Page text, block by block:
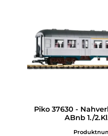
Piko 37630 -
ABnb 1./